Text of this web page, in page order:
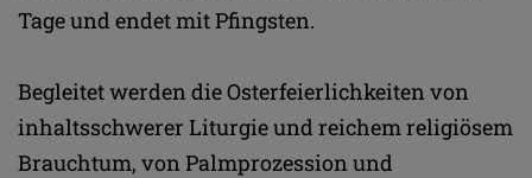
Tage und endet mit Pfingsten.
Begleitet werden die Osterfeierlichkeiten von
inhaltsschwerer Liturgie und reichem religiösem
Brauchtum, von Palmprozession und